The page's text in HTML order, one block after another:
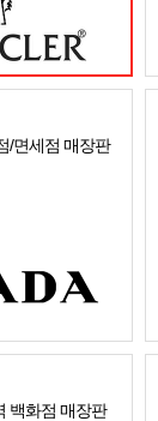
/면세점 매장판
백화점 매장판